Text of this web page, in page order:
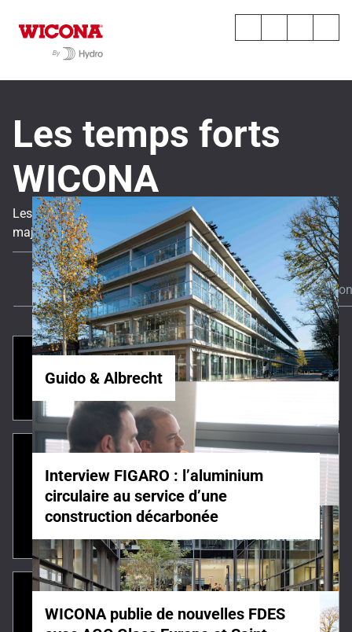
Les temps forts
WICONA
Les dernières actualités, analyses d’experts et références
majeures en matière de solutions durables et haute
performance.
Tout Actualités Toutes les
Guido & Albrecht
Interview FIGARO : l’aluminium
circulaire au service d’une
construction décarbonée
WICONA publie de nouvelles FDES